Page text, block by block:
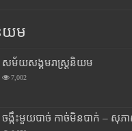
យម
សម័យសង្គមរាស្រ្តនិយម
7,002
ចង្កឹះមួយបាច់ កាច់មិនបាក់ – សុភា